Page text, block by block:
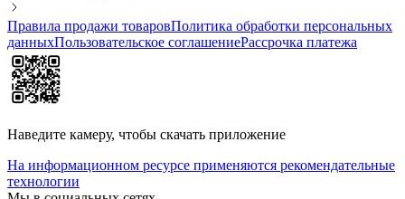
Правила продажи товаровПолитика обработки персональных
данныхПользовательское соглашениеРассрочка платежа
Наведите камеру, чтобы скачать приложение
На информационном ресурсе применяются рекомендательные
технологии